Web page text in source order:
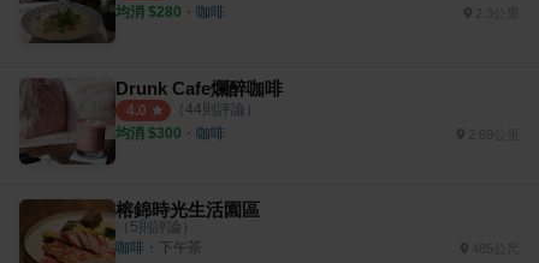
均消 $280 ・ 咖啡
Drunk Cafe爛醉咖啡
4.0 （ 44則評論）
均消 $300 ・ 咖啡
榕錦時光生活園區
（ 5則評論）
咖啡 ・ 下午茶 485公尺